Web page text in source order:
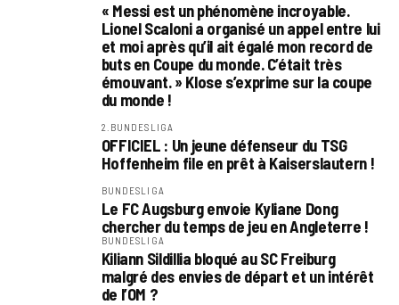
« Messi est un phénomène incroyable.
Lionel Scaloni a organisé un appel entre lui
et moi après qu’il ait égalé mon record de
buts en Coupe du monde. C’était très
émouvant. » Klose s’exprime sur la coupe
du monde !
2.BUNDESLIGA
OFFICIEL : Un jeune défenseur du TSG
Hoffenheim file en prêt à Kaiserslautern !
BUNDESLIGA
Le FC Augsburg envoie Kyliane Dong
chercher du temps de jeu en Angleterre !
BUNDESLIGA
Kiliann Sildillia bloqué au SC Freiburg
malgré des envies de départ et un intérêt
de l’OM ?